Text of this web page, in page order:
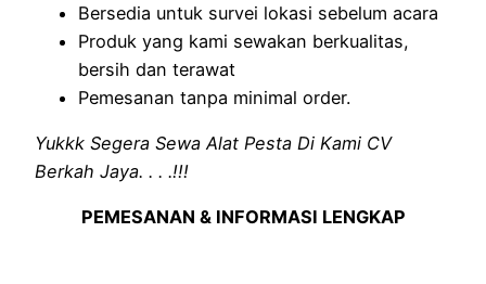
Bersedia untuk survei lokasi sebelum acara
Produk yang kami sewakan berkualitas,
bersih dan terawat
Pemesanan tanpa minimal order.
Yukkk Segera Sewa Alat Pesta Di Kami CV
Berkah Jaya. . . .!!!
PEMESANAN & INFORMASI LENGKAP